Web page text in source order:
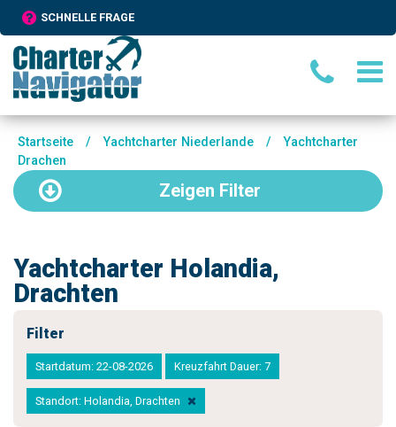
SCHNELLE FRAGE
Startseite / Yachtcharter Niederlande /
Yachtcharter
Drachen
Zeigen Filter
Yachtcharter Holandia,
Drachten
Filter
Startdatum: 22-08-2026 Kreuzfahrt Dauer: 7
Standort: Holandia, Drachten